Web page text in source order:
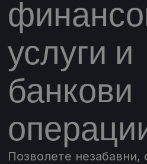
услуги и
банкови
Позволете незабавни,